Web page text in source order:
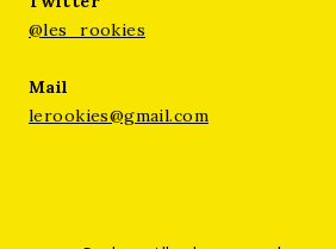
@les_rookies
Mail
lerookies@gmail.com